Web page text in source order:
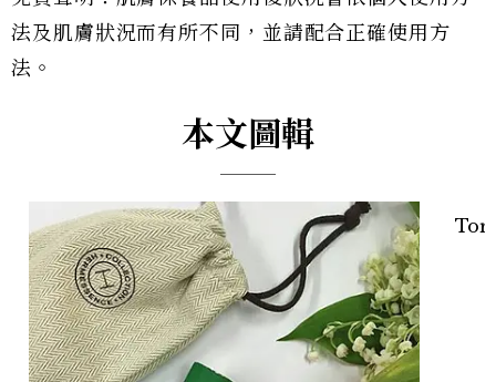
法及肌膚狀況而有所不同，並請配合正確使用方
法。
本文圖輯